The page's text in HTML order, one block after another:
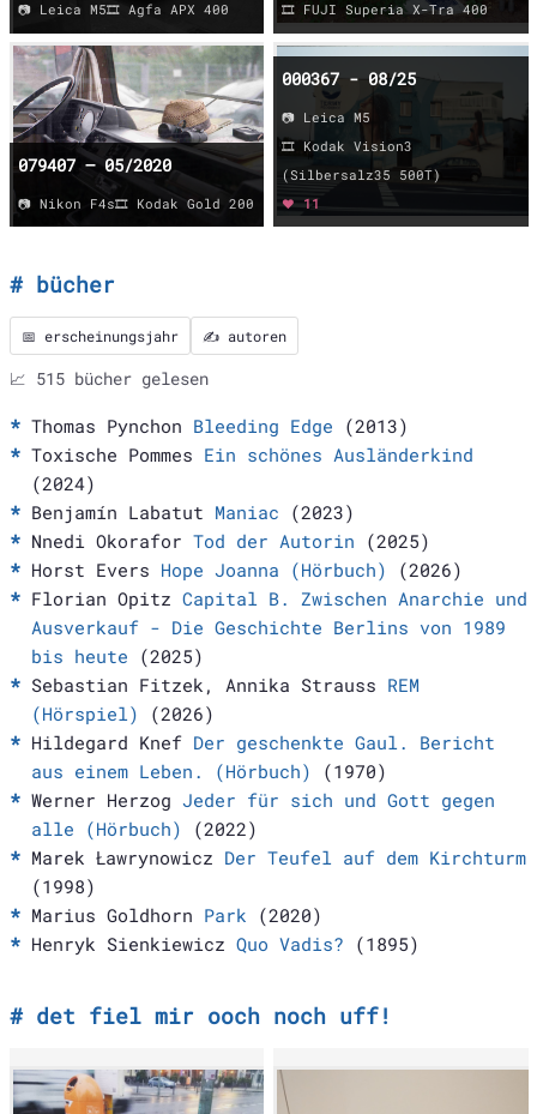
📷 Leica M5🎞️ Agfa APX 400
🎞️ FUJI Superia X-Tra 400
079407 – 05/2020
📷 Nikon F4s🎞️ Kodak Gold 200
000367 - 08/25
📷 Leica M5
🎞️ Kodak Vision3
(Silbersalz35 500T)
❤️ 11
bücher
📅 erscheinungsjahr ✍️ autoren
📈 515 bücher gelesen
Thomas Pynchon Bleeding Edge (2013)
Toxische Pommes Ein schönes Ausländerkind
(2024)
Benjamín Labatut Maniac (2023)
Nnedi Okorafor Tod der Autorin (2025)
Horst Evers Hope Joanna (Hörbuch) (2026)
Florian Opitz Capital B. Zwischen Anarchie und
Ausverkauf - Die Geschichte Berlins von 1989
bis heute (2025)
Sebastian Fitzek, Annika Strauss REM
(Hörspiel) (2026)
Hildegard Knef Der geschenkte Gaul. Bericht
aus einem Leben. (Hörbuch) (1970)
Werner Herzog Jeder für sich und Gott gegen
alle (Hörbuch) (2022)
Marek Ławrynowicz Der Teufel auf dem Kirchturm
(1998)
Marius Goldhorn Park (2020)
Henryk Sienkiewicz Quo Vadis? (1895)
det fiel mir ooch noch uff!